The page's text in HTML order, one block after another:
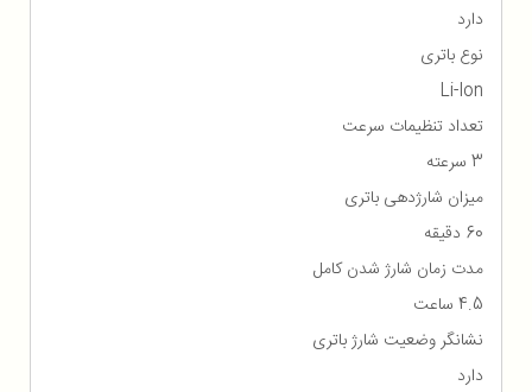
دارد
نوع باتری
Li-Ion
تعداد تنظیمات سرعت
3 سرعته
میزان شارژدهی باتری
60 دقیقه
مدت زمان شارژ شدن کامل
4.5 ساعت
نشانگر وضعیت شارژ باتری
دارد